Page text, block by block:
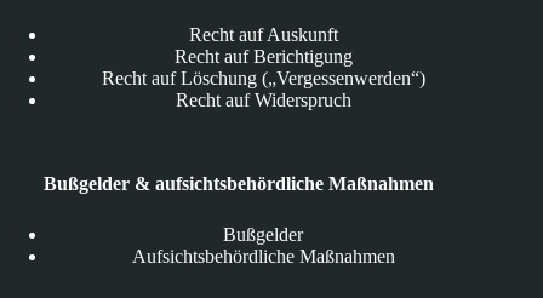
Recht auf Auskunft
Recht auf Berichtigung
Recht auf Löschung („Vergessenwerden“)
Recht auf Widerspruch
Bußgelder & aufsichtsbehördliche Maßnahmen
Bußgelder
Aufsichtsbehördliche Maßnahmen